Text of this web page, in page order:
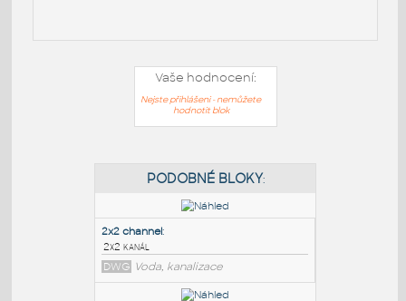
Vaše hodnocení:
Nejste přihlášeni - nemůžete
hodnotit blok